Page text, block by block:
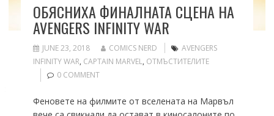
ОБЯСНИХА ФИНАЛНАТА СЦЕНА НА
AVENGERS INFINITY WAR
JUNE 23, 2018 COMICS NERD
AVENGERS
INFINITY WAR, CAPTAIN MARVEL, ОТМЪСТИТЕЛИТЕ
0 COMMENT
Феновете на филмите от вселената на Марвъл